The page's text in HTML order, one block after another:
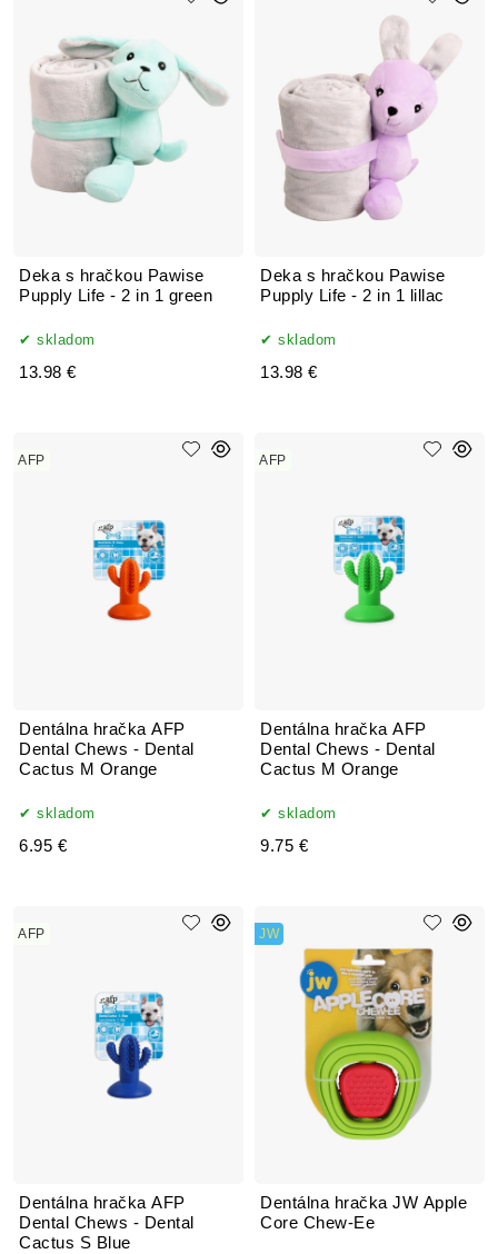
Deka s hračkou Pawise
Pupply Life - 2 in 1 green
skladom
13.98 €
Deka s hračkou Pawise
Pupply Life - 2 in 1 lillac
skladom
13.98 €
Dentálna hračka AFP
Dental Chews - Dental
Cactus M Orange
AFP
skladom
6.95 €
Dentálna hračka AFP
Dental Chews - Dental
Cactus M Orange
AFP
skladom
9.75 €
Dentálna hračka AFP
Dental Chews - Dental
Cactus S Blue
AFP
Dentálna hračka JW Apple
Core Chew-Ee
JW